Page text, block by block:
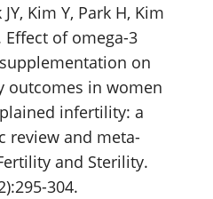
JY, Kim Y, Park H, Kim
Effect of omega-3
on
outcomes in women
infertility: a
review and meta-
and Sterility.
304.